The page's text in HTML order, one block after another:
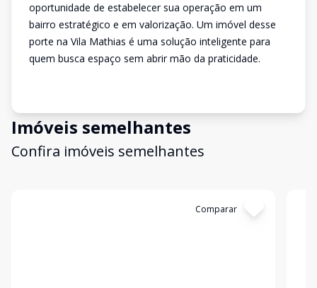
oportunidade de estabelecer sua operação em um
bairro estratégico e em valorização. Um imóvel desse
porte na Vila Mathias é uma solução inteligente para
quem busca espaço sem abrir mão da praticidade.
Imóveis semelhantes
Confira imóveis semelhantes
Comparar